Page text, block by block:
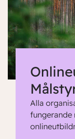
Alla
fungerande